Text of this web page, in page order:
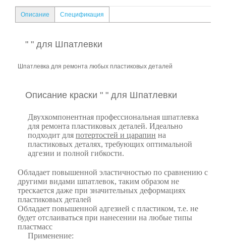
Описание Спецификация
" " для Шпатлевки
Шпатлевка для ремонта любых пластиковых деталей
Описание краски " " для Шпатлевки
Двухкомпонентная профессиональная шпатлевка
для ремонта пластиковых деталей. Идеально
подходит для потертостей и царапин на
пластиковых деталях, требующих оптимальной
адгезии и полной гибкости.
Обладает повышенной эластичностью по сравнению с
другими видами шпатлевок, таким образом не
трескается даже при значительных деформациях
пластиковых деталей
Обладает повышенной адгезией с пластиком, т.е. не
будет отслаиваться при нанесении на любые типы
пластмасс
Применение: